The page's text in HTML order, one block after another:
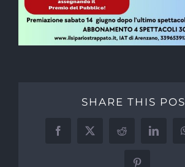
SHARE THIS
Facebook
X Reddit